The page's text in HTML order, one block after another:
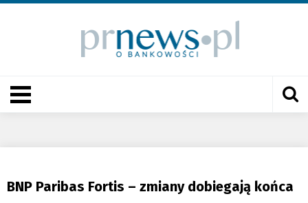
BNP Paribas Fortis – zmiany dobiegają końca